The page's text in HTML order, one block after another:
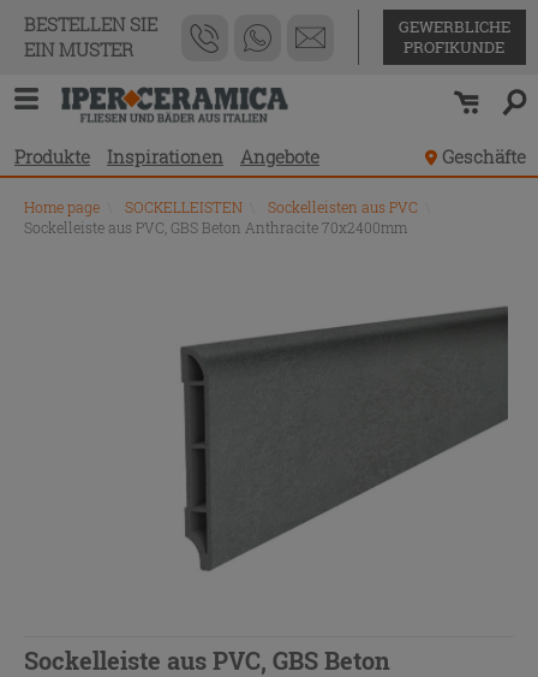
BESTELLEN SIE
EIN MUSTER
GEWERBLICHE
PROFIKUNDE
Produkte Inspirationen Angebote Geschäfte
Home page SOCKELLEISTEN Sockelleisten aus PVC
Sockelleiste aus PVC, GBS Beton Anthracite 70x2400mm
Sockelleiste aus PVC, GBS Beton